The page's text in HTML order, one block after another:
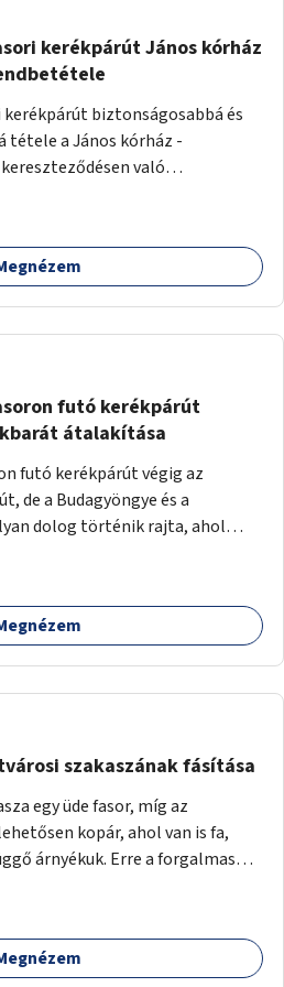
kerékpárút János kórház
biztonságosabbá és
tétele a János kórház -
való
esetleg ésszerűbb
futó kerékpárút
átalakítása
futó kerékpárút végig az
de a Budagyöngye és a
dolog történik rajta, ahol
egy oktató jellegű,
ahol a gyerekek a valós
látni nap, mint, nap, sok az
Dupla kitáblázásokkal,
az aszfalt erősebb színre
szakaszának fásítása
egy üde fasor, míg az
kopár, ahol van is fa,
árnyékuk. Erre a forgalmas